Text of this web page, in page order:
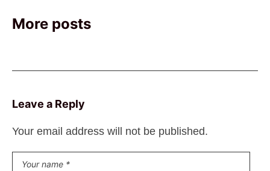
More posts
Leave a Reply
Your email address will not be published.